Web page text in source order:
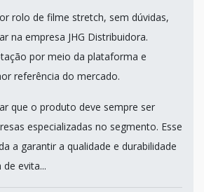
rolo de filme stretch, sem dúvidas,
na empresa JHG Distribuidora.
por meio da plataforma e
referência do mercado.
que o produto deve sempre ser
especializadas no segmento. Esse
a garantir a qualidade e durabilidade
evita...